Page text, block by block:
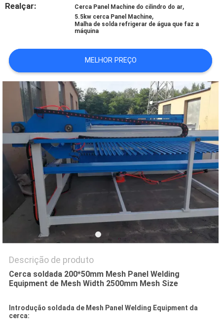
CONTACTE-
UMAS
CITAÇÕES
MAPA
DO
SITE
PRIVACY
POLICY
Realçar: Cerca Panel Machine do cilindro do ar,
5.5kw cerca Panel Machine,
Malha de solda refrigerar de água que faz a
máquina
MELHOR PREÇO
Descrição de produto
Cerca soldada 200*50mm Mesh Panel Welding
Equipment de Mesh Width 2500mm Mesh Size
Introdução soldada de Mesh Panel Welding Equipment da
cerca: